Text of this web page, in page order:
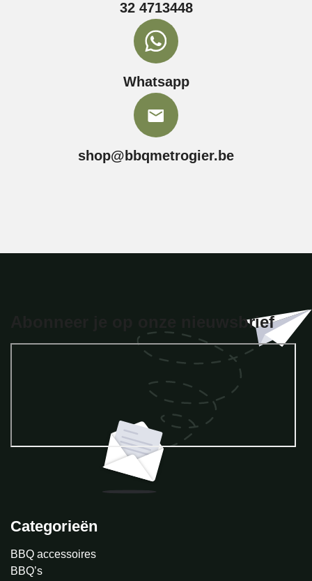
32 4713448
Whatsapp
shop@bbqmetrogier.be
Abonneer je op onze nieuwsbrief
Categorieën
BBQ accessoires
BBQ’s